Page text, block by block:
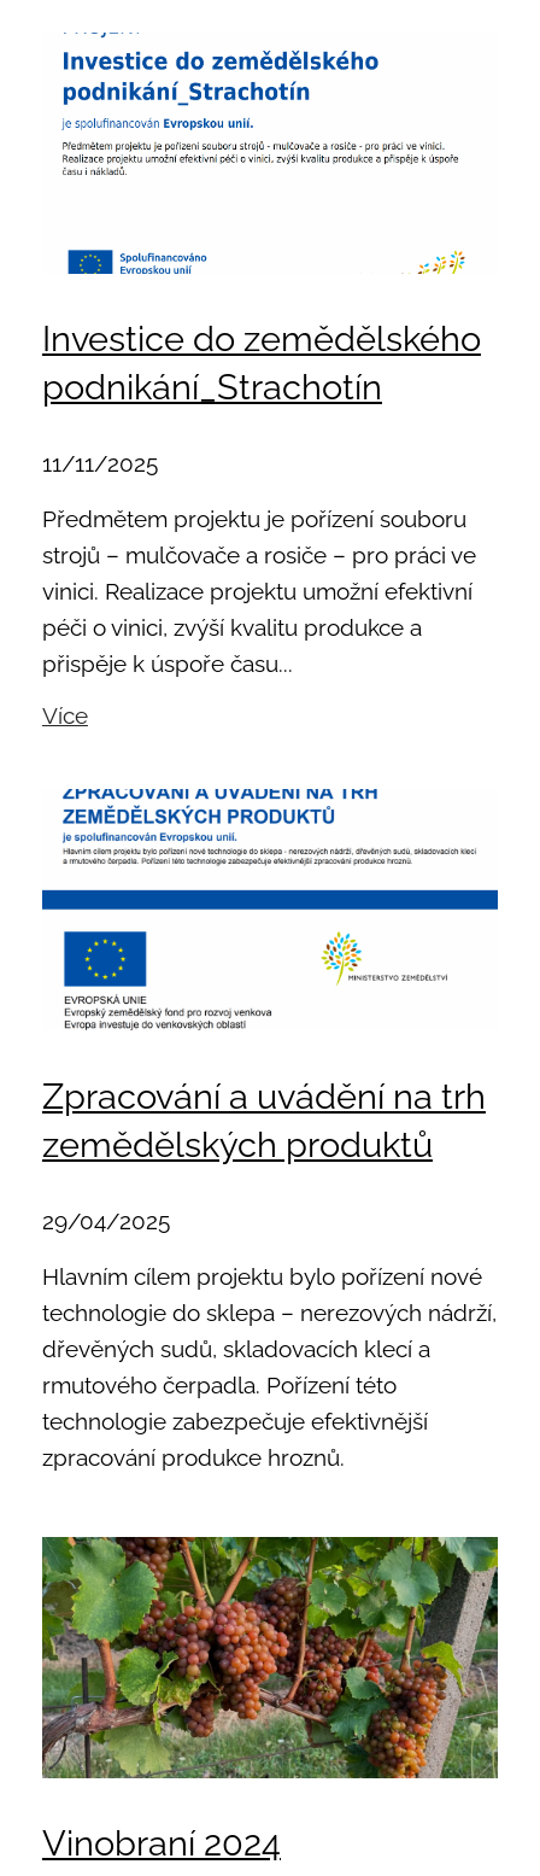
Investice do zemědělského
podnikání_Strachotín
11/11/2025
Předmětem projektu je pořízení souboru
strojů – mulčovače a rosiče – pro práci ve
vinici. Realizace projektu umožní efektivní
péči o vinici, zvýší kvalitu produkce a
přispěje k úspoře času...
Více
Zpracování a uvádění na trh
zemědělských produktů
29/04/2025
Hlavním cílem projektu bylo pořízení nové
technologie do sklepa – nerezových nádrží,
dřevěných sudů, skladovacích klecí a
rmutového čerpadla. Pořízení této
technologie zabezpečuje efektivnější
zpracování produkce hroznů.
Vinobraní 2024